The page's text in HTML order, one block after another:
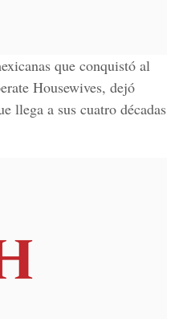
que conquistó al
Housewives, dejó
llega a sus cuatro décadas